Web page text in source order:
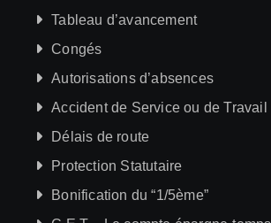
Tableau d’avancement
Congés
Autorisations d’absences
Accident de Service ou de Travail
Délais de route
Protection Statutaire
Bonification du “1/5ème”